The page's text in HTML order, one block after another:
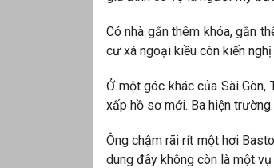
Có nhà gắn thêm khóa, gắn
cư xá ngoại kiều còn kiến
Ở một góc khác của Sài Gòn,
xấp hồ sơ mới. Ba hiện
Ông chậm rãi rít một hơi
dung đây không còn là một